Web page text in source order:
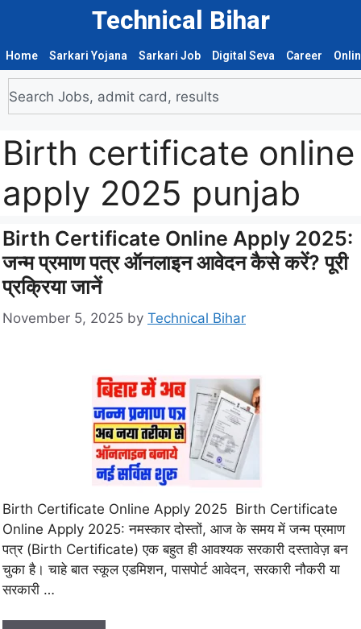
Technical Bihar
Home Sarkari Yojana Sarkari Job Digital Seva Career
Birth certificate online
apply 2025 punjab
Birth Certificate Online Apply 2025:
जन्म प्रमाण पत्र ऑनलाइन आवेदन कैसे करें? पूरी
प्रक्रिया जानें
November 5, 2025 by Technical Bihar
Birth Certificate Online Apply 2025 Birth Certificate
Online Apply 2025: नमस्कार दोस्तों, आज के समय में जन्म प्रमाण
पत्र (Birth Certificate) एक बहुत ही आवश्यक सरकारी दस्तावेज़ बन
चुका है। चाहे बात स्कूल एडमिशन, पासपोर्ट आवेदन, सरकारी नौकरी या
सरकारी …